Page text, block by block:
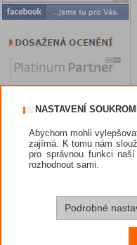
NASTAVENÍ
Abychom mohli
zajímá. K tomu nám
pro správnou funkci
rozhodnout sami.
Podrobné